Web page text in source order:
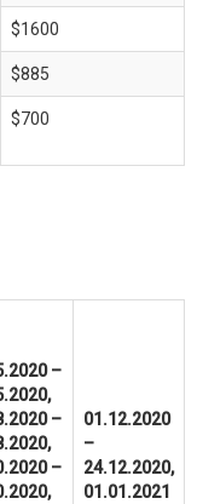
$1600
$885
$700
–
–
–
01.12.2020
–
24.12.2020,
01.01.2021